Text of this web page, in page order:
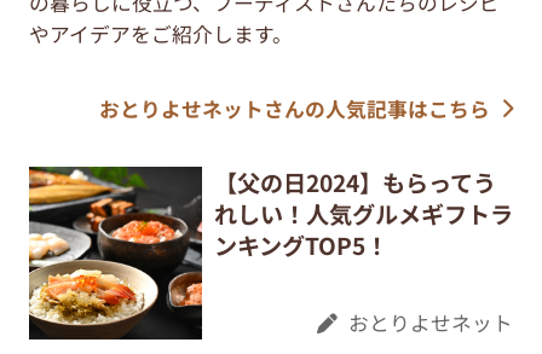
やアイデアをご紹介します。
おとりよせネットさんの人気記事はこちら
【父の日2024】もらってう
れしい！人気グルメギフトラ
ンキングTOP5！
おとりよせネット